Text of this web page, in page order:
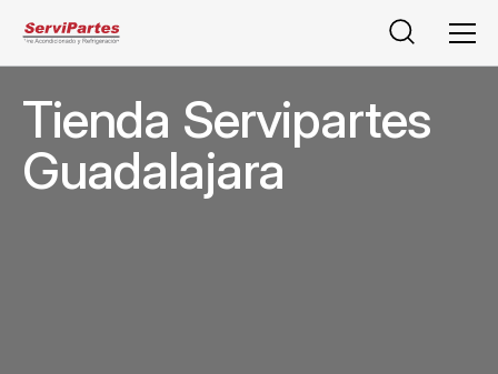
Buscar
Tienda Servipartes
Guadalajara